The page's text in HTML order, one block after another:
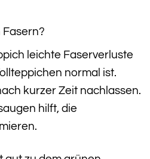
Fasern?
leichte Faserverluste
normal ist.
kurzer Zeit nachlassen.
hilft, die